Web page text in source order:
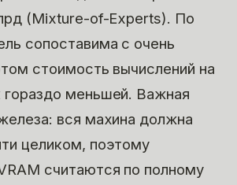
(Mixture-of-Experts). По
сопоставима с очень
стоимость вычислений на
гораздо меньшей. Важная
вся махина должна
целиком, поэтому
считаются по полному